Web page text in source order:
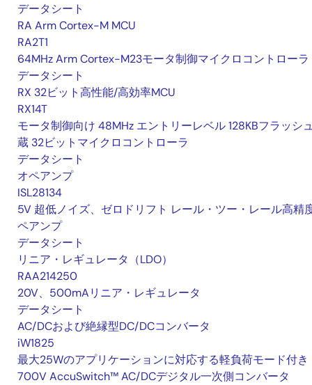
データシート
RA Arm Cortex-M MCU
RA2T1
64MHz Arm Cortex-M23モータ制御マイクロコントローラ
データシート
RX 32ビット高性能/高効率MCU
RX14T
モータ制御向け 48MHz エントリーレベル 128KBフラッシ
蔵 32ビットマイクロコントローラ
データシート
オペアンプ
ISL28134
5V 超低ノイズ、ゼロドリフト レール・ツー・レール高精
ペアンプ
データシート
リニア・レギュレータ（LDO）
RAA214250
20V、500mAリニア・レギュレータ
データシート
AC/DCおよび絶縁型DC/DCコンバータ
iW1825
最大25Wのアプリケーションに対応する軽負荷モード付き
700V AccuSwitch™ AC/DCデジタル一次側コンバータ